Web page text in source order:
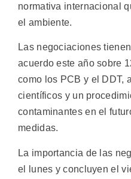
normativa internacional
el ambiente.
Las negociaciones
acuerdo este año sobre
como los PCB y el DDT,
científicos y un
contaminantes en el
medidas.
La importancia de las
el lunes y concluyen el